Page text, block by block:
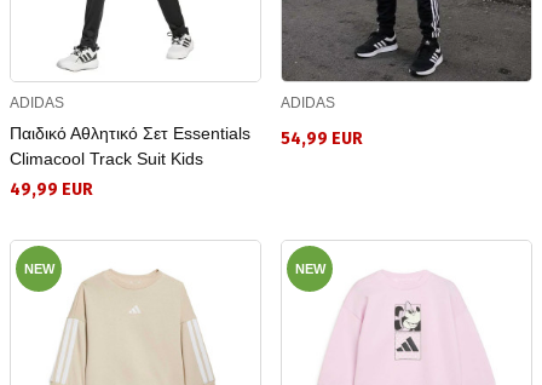
ADIDAS
Παιδικό Αθλητικό Σετ Essentials
Climacool Track Suit Kids
49,99 EUR
ADIDAS
54,99 EUR
NEW NEW